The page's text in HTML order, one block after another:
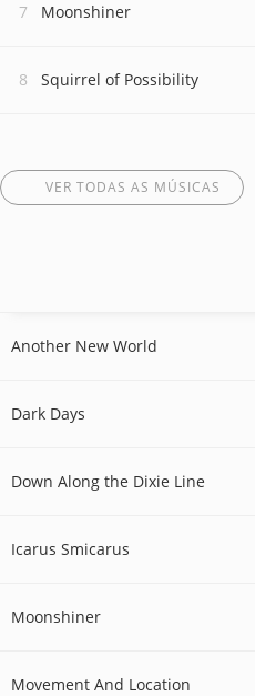
Moonshiner
Squirrel of Possibility
VER TODAS AS MÚSICAS
Another New World
Dark Days
Down Along the Dixie Line
Icarus Smicarus
Moonshiner
Movement And Location